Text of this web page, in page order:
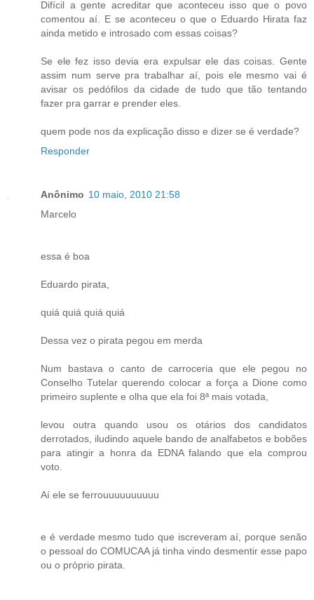
Difícil a gente acreditar que aconteceu isso que o povo
comentou aí. E se aconteceu o que o Eduardo Hirata faz
ainda metido e introsado com essas coisas?
Se ele fez isso devia era expulsar ele das coisas. Gente
assim num serve pra trabalhar aí, pois ele mesmo vai é
avisar os pedófilos da cidade de tudo que tão tentando
fazer pra garrar e prender eles.
quem pode nos da explicação disso e dizer se é verdade?
Responder
Anônimo 10 maio, 2010 21:58
Marcelo
essa é boa
Eduardo pirata,
quiá quiá quiá quiá
Dessa vez o pirata pegou em merda
Num bastava o canto de carroceria que ele pegou no
Conselho Tutelar querendo colocar a força a Dione como
primeiro suplente e olha que ela foi 8ª mais votada,
levou outra quando usou os otários dos candidatos
derrotados, iludindo aquele bando de analfabetos e bobões
para atingir a honra da EDNA falando que ela comprou
voto.
Aí ele se ferrouuuuuuuuuu
e é verdade mesmo tudo que iscreveram aí, porque senão
o pessoal do COMUCAA já tinha vindo desmentir esse papo
ou o próprio pirata.